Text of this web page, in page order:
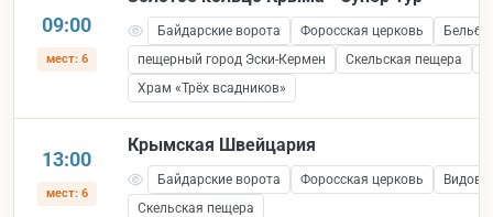
09:00
мест: 6
Байдарские ворота Форосская церковь
пещерный город Эски-Кермен
Скельская пещера
Храм «Трёх всадников»
13:00
мест: 6
Крымская Швейцария
Байдарские ворота Форосская церковь
Скельская пещера